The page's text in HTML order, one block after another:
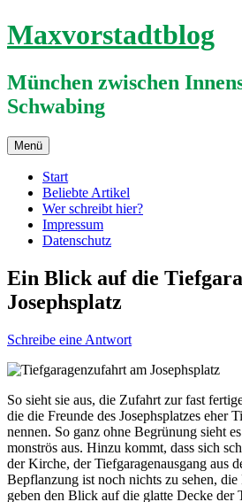
Zum
Inhalt
Maxvorstadtblog
München zwischen
Schwabing
Menü
Start
Beliebte Artikel
Wer schreibt hier?
Impressum
Datenschutz
Ein Blick auf die
Josephsplatz
Schreibe eine Antwort
So sieht sie aus, die Zufahrt zur fast
die die Freunde des Josephsplatzes eher
nennen. So ganz ohne Begrünung sieht
monströs aus. Hinzu kommt, dass sich
der Kirche, der Tiefgaragenausgang aus
Bepflanzung ist noch nichts zu sehen, die
geben den Blick auf die glatte Decke der